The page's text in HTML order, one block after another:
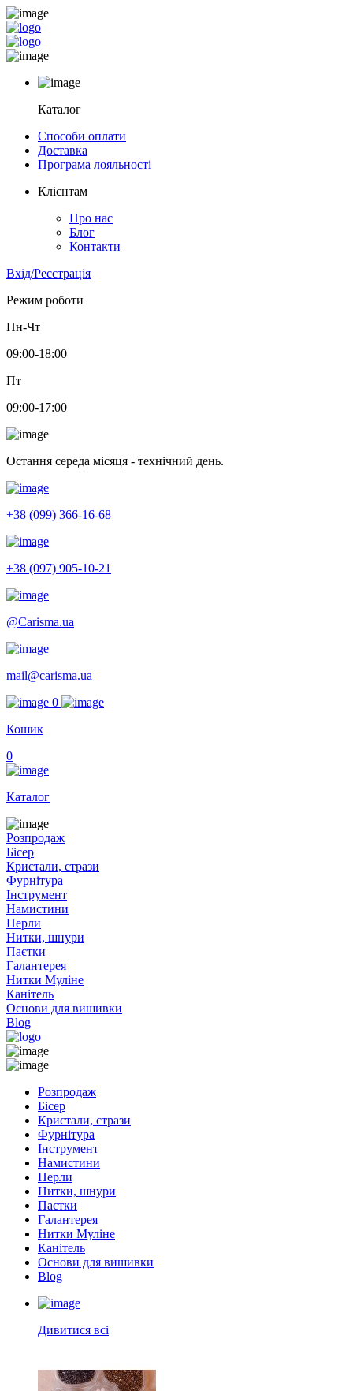
Каталог
Способи оплати
Доставка
Програма лояльності
Клієнтам
Про нас
Блог
Контакти
Вхід/Реєстрація
Режим роботи
Пн-Чт
09:00-18:00
Пт
09:00-17:00
Остання середа місяця - технічний день.
+38 (099) 366-16-68
+38 (097) 905-10-21
@Carisma.ua
mail@carisma.ua
0
Кошик
0
Каталог
Розпродаж
Бісер
Кристали, стрази
Фурнітура
Інструмент
Намистини
Перли
Нитки, шнури
Паєтки
Галантерея
Нитки Муліне
Канітель
Основи для вишивки
Blog
Розпродаж
Бісер
Кристали, стрази
Фурнітура
Інструмент
Намистини
Перли
Нитки, шнури
Паєтки
Галантерея
Нитки Муліне
Канітель
Основи для вишивки
Blog
Дивитися всі